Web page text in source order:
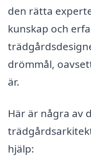
den rätta
kunskap och
drömmål,
är.
Här är några av
hjälp: